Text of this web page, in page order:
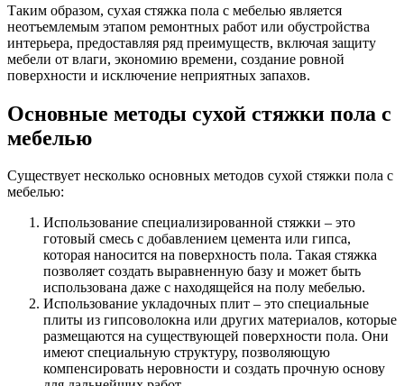
Таким образом, сухая стяжка пола с мебелью является
неотъемлемым этапом ремонтных работ или обустройства
интерьера, предоставляя ряд преимуществ, включая защиту
мебели от влаги, экономию времени, создание ровной
поверхности и исключение неприятных запахов.
Основные методы сухой стяжки пола с
мебелью
Существует несколько основных методов сухой стяжки пола с
мебелью:
Использование специализированной стяжки – это
готовый смесь с добавлением цемента или гипса,
которая наносится на поверхность пола. Такая стяжка
позволяет создать выравненную базу и может быть
использована даже с находящейся на полу мебелью.
Использование укладочных плит – это специальные
плиты из гипсоволокна или других материалов, которые
размещаются на существующей поверхности пола. Они
имеют специальную структуру, позволяющую
компенсировать неровности и создать прочную основу